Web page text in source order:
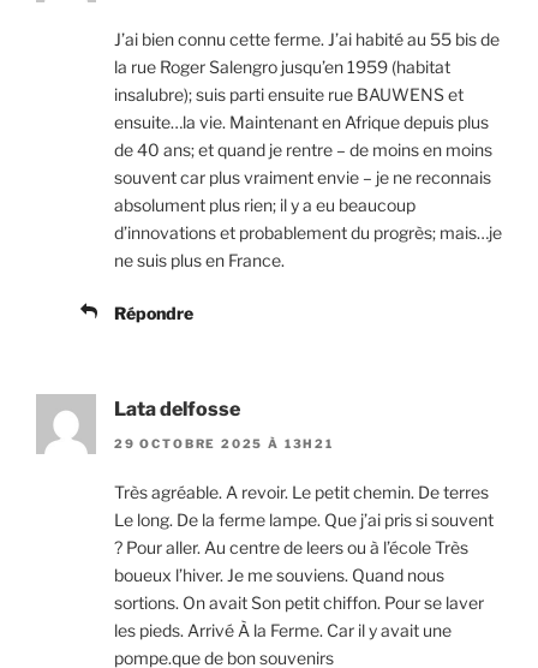
J’ai bien connu cette ferme. J’ai habité au 55 bis de
la rue Roger Salengro jusqu’en 1959 (habitat
insalubre); suis parti ensuite rue BAUWENS et
ensuite…la vie. Maintenant en Afrique depuis plus
de 40 ans; et quand je rentre – de moins en moins
souvent car plus vraiment envie – je ne reconnais
absolument plus rien; il y a eu beaucoup
d’innovations et probablement du progrès; mais…je
ne suis plus en France.
Répondre
Lata delfosse
29 OCTOBRE 2025 À 13H21
Très agréable. A revoir. Le petit chemin. De terres
Le long. De la ferme lampe. Que j’ai pris si souvent
? Pour aller. Au centre de leers ou à l’école Très
boueux l’hiver. Je me souviens. Quand nous
sortions. On avait Son petit chiffon. Pour se laver
les pieds. Arrivé À la Ferme. Car il y avait une
pompe.que de bon souvenirs